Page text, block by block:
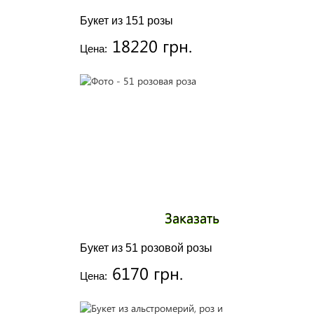
Букет из 151 розы
Цена: 18220 грн.
Букет из 51 розовой розы
Цена: 6170 грн.
Заказать